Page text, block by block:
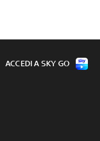
ACCEDI A SKY GO